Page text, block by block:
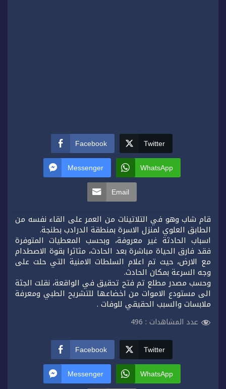
Facebook Twitter
Messenger WhatsApp
Email
قام شاب وهو في التلاتينات من العمر على القاء نفسه من
الطابق العلوي لمنزل الاسرة بمنطقة الدرادب بطنجة.
اسباب الحادثة غير معروفة، وبحسب المعطيات المتوفرة
فقد فارق الحياة مباشرة بعد الحادث، مثاثرا بقوة الاصطدام
مع الارض، حيث تم اعلام السلطات الامنية التي حلت على
وجه السرعة بمكان الحادث.
وحسب مصدر مطلع تم فتح تحقيق في الواقعة، نقلت الجثة
الى مستودع الاموات من اخضاعها للتشريح الطبي ومعرفة
ملابسات والسبب الحقيقي للوفات .
عدد المشاهدات : 496
Facebook Twitter
Messenger WhatsApp